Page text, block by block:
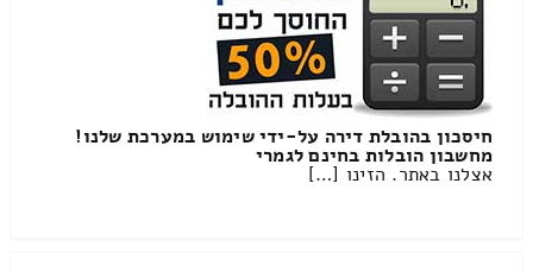
חיסכון בהובלת דירה על-ידי שימוש במערכת שלנו!
מחשבון הובלות בחינם לגמרי
אצלנו באתר. הזינו […]